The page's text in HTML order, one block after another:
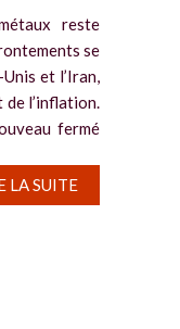
reste
se
et l’Iran,
de l’inflation.
fermé
LA SUITE